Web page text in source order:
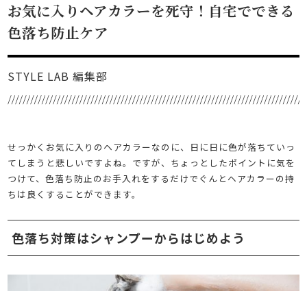
お気に入りヘアカラーを死守！自宅でできる
色落ち防止ケア
STYLE LAB 編集部
せっかくお気に入りのヘアカラーなのに、日に日に色が落ちていっ
てしまうと悲しいですよね。ですが、ちょっとしたポイントに気を
つけて、色落ち防止のお手入れをするだけでぐんとヘアカラーの持
ちは良くすることができます。
色落ち対策はシャンプーからはじめよう